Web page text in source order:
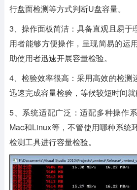
行盘面检测等方式判断U盘容量。
3、操作面板简洁：具备直观且易于
用者能够方便操作，呈现简易的运
助使用者迅速开展容量检验。
4、检验效率很高：采用高效的检测
迅速完成容量检验，等候较短时间就
5、系统适配广泛：适配多种操作
Mac和Linux等，不管使用哪种系统
检测工具进行容量检验。